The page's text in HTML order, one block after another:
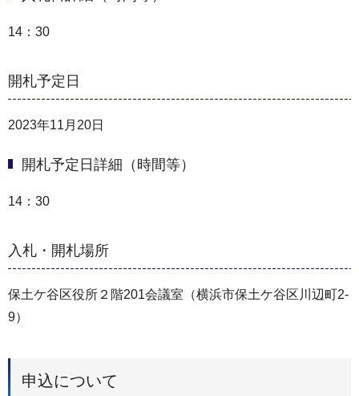
14：30
開札予定日
2023年11月20日
開札予定日詳細（時間等）
14：30
入札・開札場所
保土ケ谷区役所２階201会議室（横浜市保土ケ谷区川辺町2-
9）
申込について